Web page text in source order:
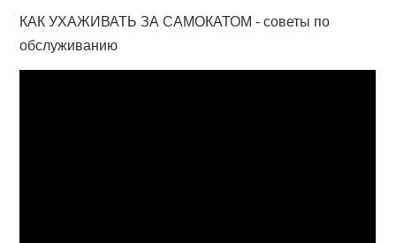
КАК УХАЖИВАТЬ ЗА САМОКАТОМ - советы по
обслуживанию